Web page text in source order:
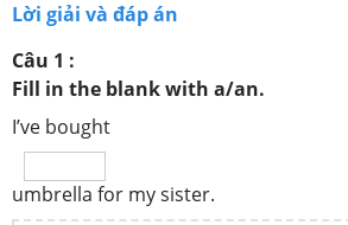
Lời giải và đáp án
Câu 1 :
Fill in the blank with a/an.
I’ve bought
umbrella for my sister.